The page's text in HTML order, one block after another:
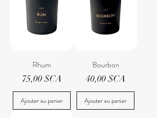
Rhum
Prix
75,00 $CA
Ajouter au panier
Bourbon
Prix
40,00 $CA
Ajouter au panier